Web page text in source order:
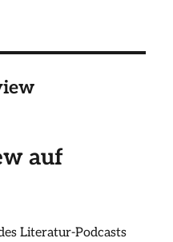
auf
Literatur-Podcasts